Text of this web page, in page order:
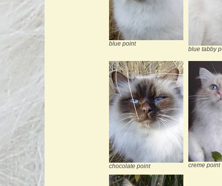
blue point
blue tabby
chocolate point creme point